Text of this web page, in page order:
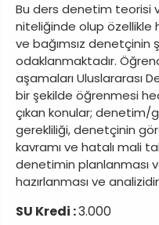
Bu ders denetim teorisi
niteliğinde olup özellikle
ve bağımsız denetçinin
odaklanmaktadır.
aşamaları Uluslararası
bir şekilde öğrenmesi
çıkan konular; denetim/
gerekliliği, denetçinin
kavramı ve hatalı mali
denetimin planlanması
hazırlanması ve
SU Kredi :3.000